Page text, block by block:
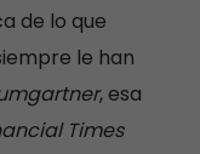
de lo que
le han
, esa
Times